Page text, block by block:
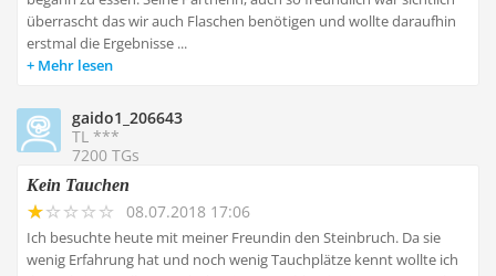
überrascht das wir auch Flaschen benötigen und wollte daraufhin
erstmal die Ergebnisse ...
Mehr lesen
gaido1_206643
TL ***
7200 TGs
Kein Tauchen
08.07.2018 17:06
Ich besuchte heute mit meiner Freundin den Steinbruch. Da sie
wenig Erfahrung hat und noch wenig Tauchplätze kennt wollte ich